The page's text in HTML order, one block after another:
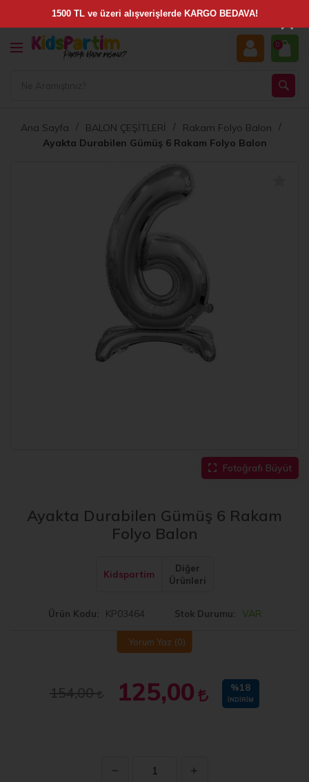
0
Ana Sayfa BALON ÇEŞİTLERİ
Rakam Folyo Balon
Ayakta Durabilen Gümüş 6 Rakam Folyo Balon
Fotoğrafı Büyüt
Ayakta Durabilen Gümüş 6 Rakam
Folyo Balon
Kidspartim
Diğer
Ürünleri
Ürün Kodu KP03464 Stok Durumu VAR
Yorum Yaz (0)
154,00 125,00 %18
İNDIRIM
×